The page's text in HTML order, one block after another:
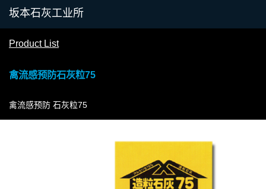
Product List
禽流感预防石灰粒75
禽流感预防 石灰粒75